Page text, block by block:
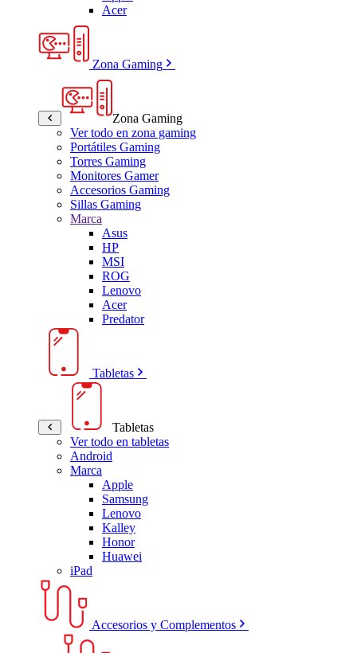
Acer
Zona Gaming
Zona Gaming
Ver todo en zona gaming
Portátiles Gaming
Torres Gaming
Monitores Gamer
Accesorios Gaming
Sillas Gaming
Marca
Asus
HP
MSI
ROG
Lenovo
Acer
Predator
Tabletas
Tabletas
Ver todo en tabletas
Android
Marca
Apple
Samsung
Lenovo
Kalley
Honor
Huawei
iPad
Accesorios y Complementos